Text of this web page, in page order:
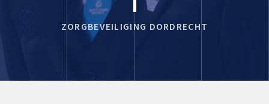
ZORGBEVEILIGING DORDRECHT